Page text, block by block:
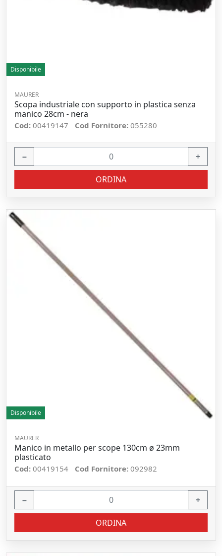
Disponibile
MAURER
Scopa industriale con supporto in plastica senza
manico 28cm - nera
Cod: 00419147 Cod Fornitore: 055280
− +
ORDINA
Disponibile
MAURER
Manico in metallo per scope 130cm ø 23mm
plasticato
Cod: 00419154 Cod Fornitore: 092982
− +
ORDINA